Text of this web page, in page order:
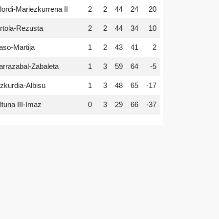
Mariezkurrena II 2 2 44 24 20
Rezusta 2 2 44 34 10
Martija 1 2 43 41 2
Zabaleta 1 3 59 64 -5
Albisu 1 3 48 65 -17
III-Imaz 0 3 29 66 -37